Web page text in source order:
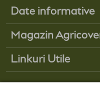
Dozare
CULTURA
Grâu (de
Date informative
Produse
Boli
Buruieni
Dăunători
Magazin
Contul tău
Contact
Cum comand?
Linkuri Utile
Obține finanțare
GDPR